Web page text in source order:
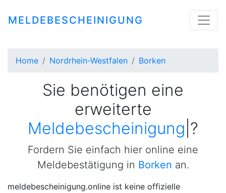
MELDEBESCHEINIGUNG
Home Nordrhein-Westfalen Borken
Sie benötigen eine
erweiterte
Meldebesch|?
Fordern Sie einfach hier online eine
Meldebestätigung in Borken an.
meldebescheinigung.online ist keine offizielle